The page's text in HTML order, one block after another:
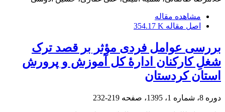
مشاهده مقاله
اصل مقاله 354.17 K
بررسی عوامل فردی مؤثر بر قصد ترک
شغلِ کارکنان ادارۀ کل آموزش و پرورش
استان کردستان
دوره 8، شماره 1، 1395، صفحه 219-232